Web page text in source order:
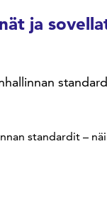
ja
standardit –